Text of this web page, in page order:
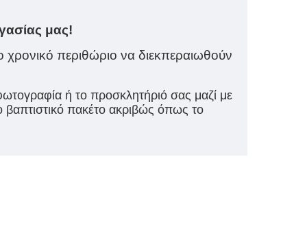
μας!
χρονικό περιθώριο να διεκπεραιωθούν
ή το προσκλητήριό σας μαζί με
πακέτο ακριβώς όπως το